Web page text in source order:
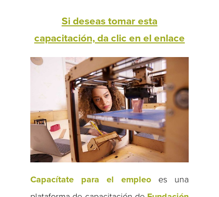
Si deseas tomar esta
capacitación, da clic en el enlace
Capacítate para el empleoes una